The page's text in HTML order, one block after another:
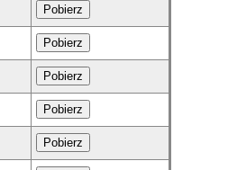
Pobierz
Pobierz
Pobierz
Pobierz
Pobierz